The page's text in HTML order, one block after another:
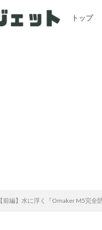
トップ
【前編】水に浮く『Omaker M5完